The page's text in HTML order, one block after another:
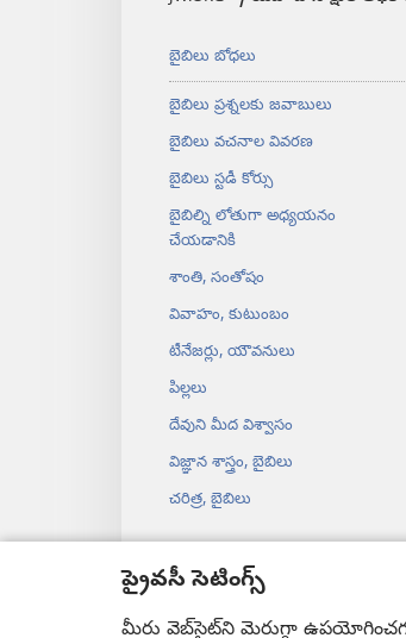
ప్రైవసీ సెటింగ్స్
మీరు వెబ్‌సైట్‌ని మెరుగ్గా
బైబిలు బోధలు
బైబిలు ప్రశ్నలకు జవాబులు
బైబిలు వచనాల వివరణ
బైబిలు స్టడీ కోర్సు
బైబిల్ని లోతుగా అధ్యయనం
చేయడానికి
శాంతి, సంతోషం
వివాహం, కుటుంబం
టీనేజర్లు, యౌవనులు
పిల్లలు
దేవుని మీద విశ్వాసం
విజ్ఞాన శాస్త్రం, బైబిలు
చరిత్ర, బైబిలు